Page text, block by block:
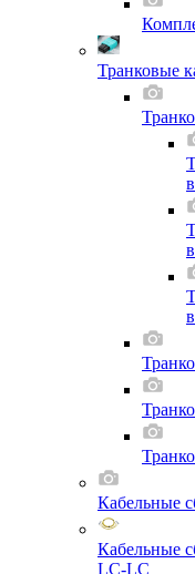
Транковые
Кабельные
Кабельные
LC-LC